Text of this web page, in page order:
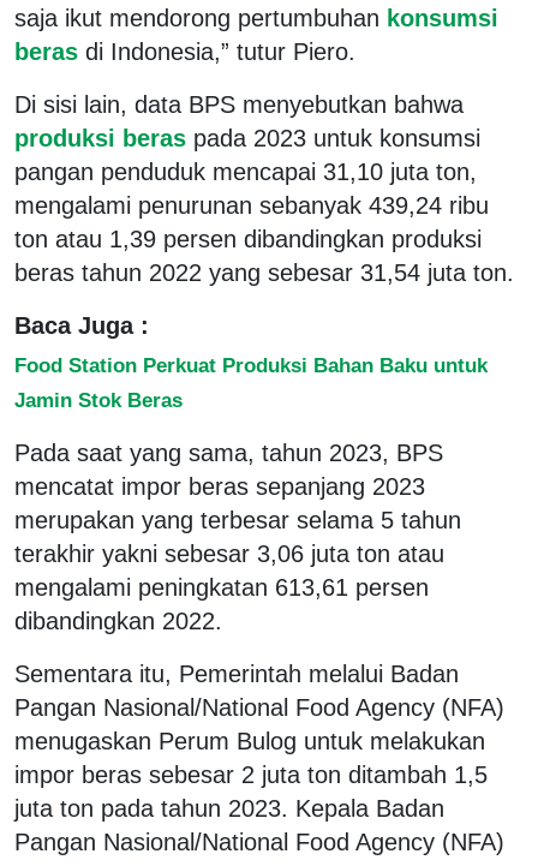
saja ikut mendorong pertumbuhan konsumsi
beras di Indonesia,” tutur Piero.
Di sisi lain, data BPS menyebutkan bahwa
produksi beras pada 2023 untuk konsumsi
pangan penduduk mencapai 31,10 juta ton,
mengalami penurunan sebanyak 439,24 ribu
ton atau 1,39 persen dibandingkan produksi
beras tahun 2022 yang sebesar 31,54 juta ton.
Baca Juga :
Food Station Perkuat Produksi Bahan Baku untuk
Jamin Stok Beras
Pada saat yang sama, tahun 2023, BPS
mencatat impor beras sepanjang 2023
merupakan yang terbesar selama 5 tahun
terakhir yakni sebesar 3,06 juta ton atau
mengalami peningkatan 613,61 persen
dibandingkan 2022.
Sementara itu, Pemerintah melalui Badan
Pangan Nasional/National Food Agency (NFA)
menugaskan Perum Bulog untuk melakukan
impor beras sebesar 2 juta ton ditambah 1,5
juta ton pada tahun 2023. Kepala Badan
Pangan Nasional/National Food Agency (NFA)